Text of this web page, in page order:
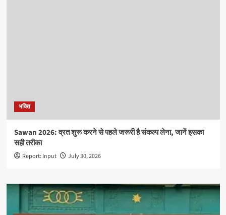
भक्ति
Sawan 2026: व्रत शुरू करने से पहले जरूरी है संकल्प लेना, जानें इसका
सही तरीका
Report: Input July 30, 2026